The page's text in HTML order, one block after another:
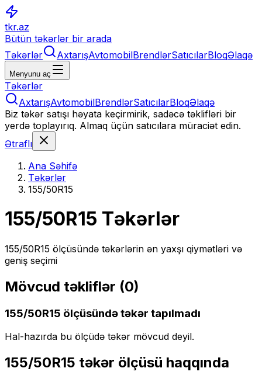
tkr.az
Bütün təkərlər bir arada
Təkərlər
AxtarışAvtomobilBrendlərSatıcılarBloqƏlaqə
Menyunu aç
Təkərlər
AxtarışAvtomobilBrendlərSatıcılarBloqƏlaqə
Biz təkər satışı həyata keçirmirik, sadəcə təklifləri bir
yerdə toplayırıq. Almaq üçün satıcılara müraciət edin.
Ətraflı
Ana Səhifə
Təkərlər
155/50R15
155/50R15 Təkərlər
155/50R15 ölçüsündə təkərlərin ən yaxşı qiymətləri və
geniş seçimi
Mövcud təkliflər (0)
155/50R15 ölçüsündə təkər tapılmadı
Hal-hazırda bu ölçüdə təkər mövcud deyil.
155/50R15 təkər ölçüsü haqqında